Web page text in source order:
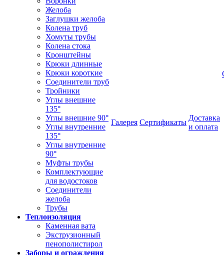
Желоба
Заглушки желоба
Колена труб
Хомуты трубы
Колена стока
Кронштейны
Крюки длинные
Крюки короткие
Соединители труб
Тройники
Углы внешние
135°
Углы внешние 90°
Углы внутренние
135°
Углы внутренние
90°
Муфты трубы
Комплектующие
для водостоков
Соединители
желоба
Трубы
Теплоизоляция
Каменная вата
Экструзионный
пенополистирол
Заборы и ограждения
Галерея Сертификаты
Доставка
и оплата